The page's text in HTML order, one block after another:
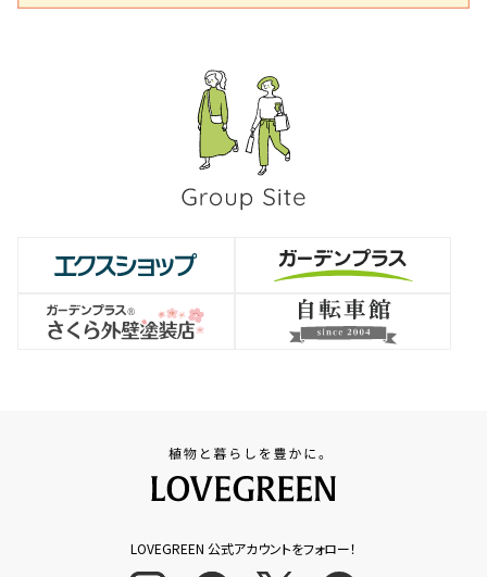
LOVEGREEN 公式アカウントをフォロー！